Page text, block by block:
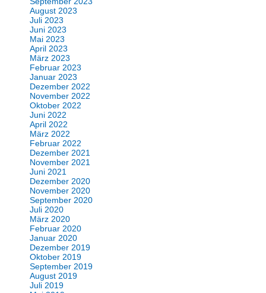
August 2023
Juli 2023
Juni 2023
Mai 2023
April 2023
März 2023
Februar 2023
Januar 2023
Dezember 2022
November 2022
Oktober 2022
Juni 2022
April 2022
März 2022
Februar 2022
Dezember 2021
November 2021
Juni 2021
Dezember 2020
November 2020
September 2020
Juli 2020
März 2020
Februar 2020
Januar 2020
Dezember 2019
Oktober 2019
September 2019
August 2019
Juli 2019